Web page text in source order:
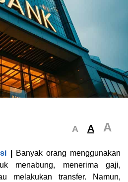
A A A
Banyak orang menggunakan
menabung, menerima gaji,
melakukan transfer. Namun,